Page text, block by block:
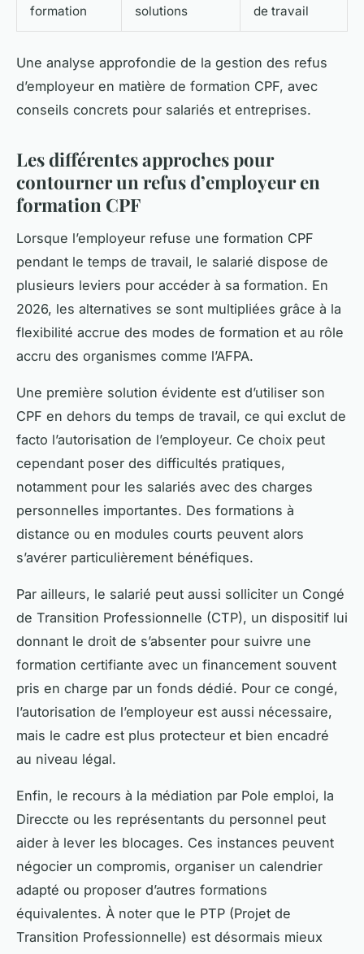
formation
solutions
de travail
Une analyse approfondie de la gestion des refus
d’employeur en matière de formation CPF, avec
conseils concrets pour salariés et entreprises.
Les différentes approches pour
contourner un refus d’employeur en
formation CPF
Lorsque l’employeur refuse une formation CPF
pendant le temps de travail, le salarié dispose de
plusieurs leviers pour accéder à sa formation. En
2026, les alternatives se sont multipliées grâce à la
flexibilité accrue des modes de formation et au rôle
accru des organismes comme l’AFPA.
Une première solution évidente est d’utiliser son
CPF en dehors du temps de travail, ce qui exclut de
facto l’autorisation de l’employeur. Ce choix peut
cependant poser des difficultés pratiques,
notamment pour les salariés avec des charges
personnelles importantes. Des formations à
distance ou en modules courts peuvent alors
s’avérer particulièrement bénéfiques.
Par ailleurs, le salarié peut aussi solliciter un Congé
de Transition Professionnelle (CTP), un dispositif lui
donnant le droit de s’absenter pour suivre une
formation certifiante avec un financement souvent
pris en charge par un fonds dédié. Pour ce congé,
l’autorisation de l’employeur est aussi nécessaire,
mais le cadre est plus protecteur et bien encadré
au niveau légal.
Enfin, le recours à la médiation par Pole emploi, la
Direccte ou les représentants du personnel peut
aider à lever les blocages. Ces instances peuvent
négocier un compromis, organiser un calendrier
adapté ou proposer d’autres formations
équivalentes. À noter que le PTP (Projet de
Transition Professionnelle) est désormais mieux